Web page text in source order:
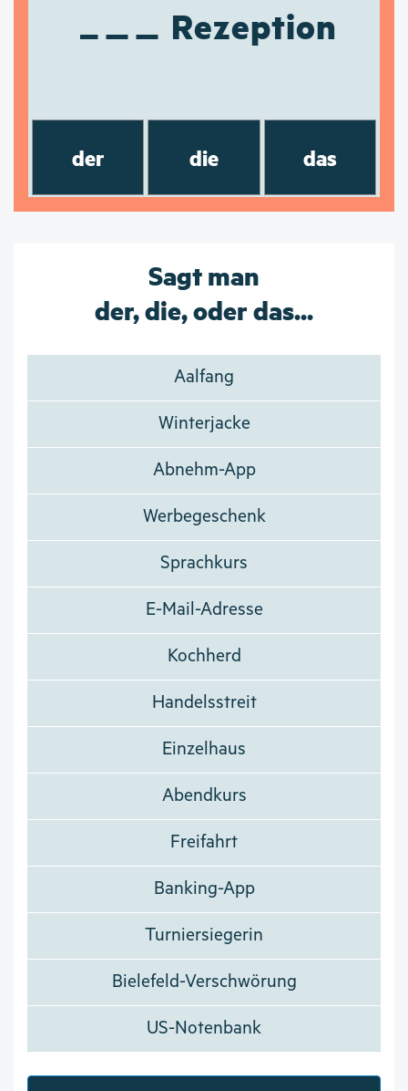
Rezeption
der die das
Sagt man
der, die, oder das...
Aalfang
Winterjacke
Abnehm-App
Werbegeschenk
Sprachkurs
E-Mail-Adresse
Kochherd
Handelsstreit
Einzelhaus
Abendkurs
Freifahrt
Banking-App
Turniersiegerin
Bielefeld-Verschwörung
US-Notenbank